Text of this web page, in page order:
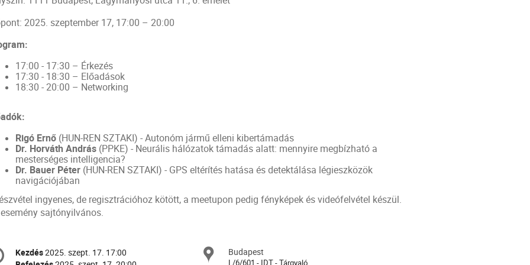
2025. szeptember 17, 17:00 – 20:00
17:00 - 17:30 – Érkezés
17:30 - 18:30 – Előadások
18:30 - 20:00 – Networking
Rigó Ernő(HUN-REN SZTAKI) - Autonóm jármű elleni kibertámadás
Dr. Horváth András(PPKE) - Neurális hálózatok támadás alatt: mennyire megbízható a
mesterséges intelligencia?
Dr. Bauer Péter(HUN-REN SZTAKI) - GPS eltérítés hatása és detektálása légieszközök
navigációjában
ingyenes, de regisztrációhoz kötött, a meetupon pedig fényképek és videófelvétel készül.
sajtónyilvános.
Dátum
Kezdés2025. szept. 17. 17:00
Helyszín
Budapest
L/6/601 - IDT - Tárgyaló